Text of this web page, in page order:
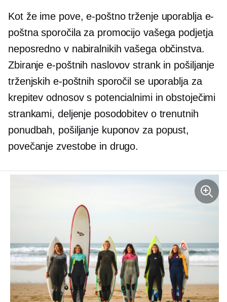
Kot že ime pove, e-poštno trženje uporablja e-
poštna sporočila za promocijo vašega podjetja
neposredno v nabiralnikih vašega občinstva.
Zbiranje e-poštnih naslovov strank in pošiljanje
trženjskih e-poštnih sporočil se uporablja za
krepitev odnosov s potencialnimi in obstoječimi
strankami, deljenje posodobitev o trenutnih
ponudbah, pošiljanje kuponov za popust,
povečanje zvestobe in drugo.